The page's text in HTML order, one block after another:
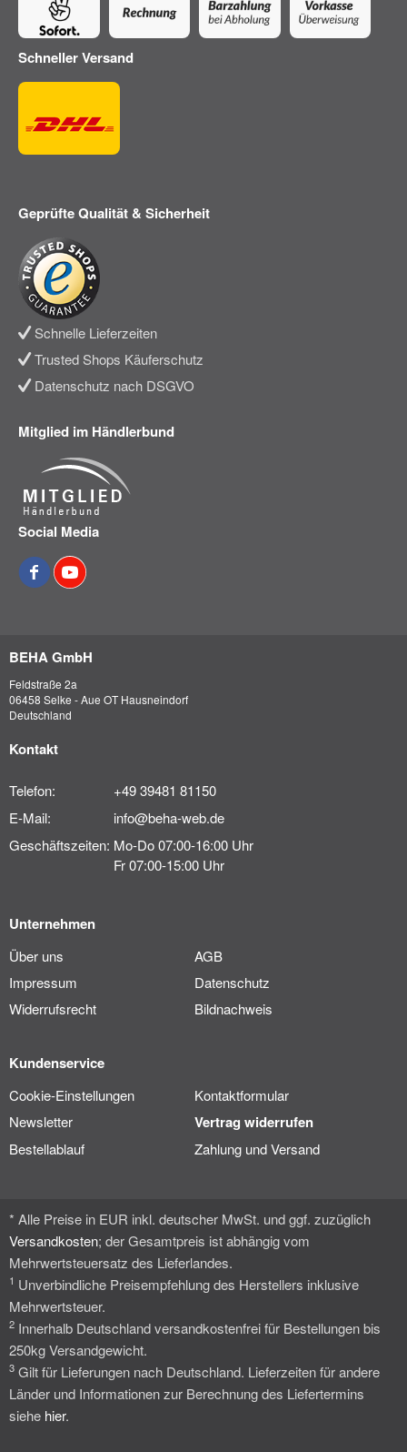
Schneller Versand
Geprüfte Qualität & Sicherheit
Schnelle Lieferzeiten
Trusted Shops Käuferschutz
Datenschutz nach DSGVO
Mitglied im Händlerbund
Social Media
BEHA GmbH
Feldstraße 2a
06458 Selke - Aue OT Hausneindorf
Deutschland
Kontakt
Telefon:
+49 39481 81150
E-Mail:
info@beha-web.de
Geschäftszeiten: Mo-Do 07:00-16:00 Uhr
Fr 07:00-15:00 Uhr
Unternehmen
Über uns
AGB
Impressum
Datenschutz
Widerrufsrecht
Bildnachweis
Kundenservice
Cookie-Einstellungen
Kontaktformular
Newsletter
Vertrag widerrufen
Bestellablauf Zahlung und Versand
* Alle Preise in EUR inkl. deutscher MwSt. und ggf. zuzüglich
Versandkosten; der Gesamtpreis ist abhängig vom
Mehrwertsteuersatz des Lieferlandes.
1 Unverbindliche Preisempfehlung des Herstellers inklusive
Mehrwertsteuer.
2 Innerhalb Deutschland versandkostenfrei für Bestellungen bis
250kg Versandgewicht.
3 Gilt für Lieferungen nach Deutschland. Lieferzeiten für andere
Länder und Informationen zur Berechnung des Liefertermins
siehe hier.